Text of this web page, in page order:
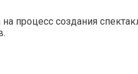
процесс создания